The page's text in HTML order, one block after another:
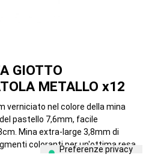
GIOTTO
METALLO x12
verniciato nel colore della mina
pastello 7,6mm, facile
Mina extra-large 3,8mm di
coloranti per un'ottima resa